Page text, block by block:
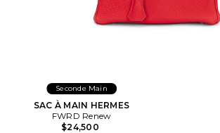
Seconde Main
SAC À MAIN HERMES
FWRD Renew
$24,500